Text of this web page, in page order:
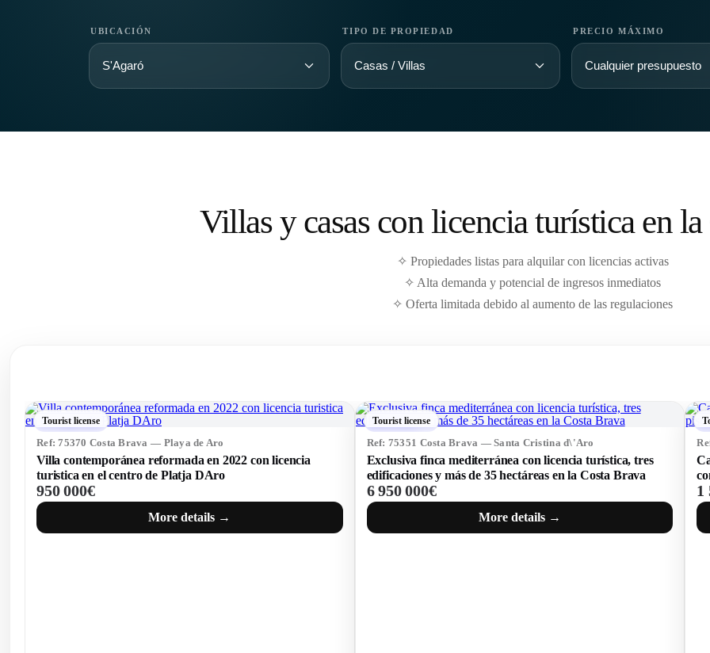
UBICACIÓN TIPO DE PROPIEDAD PRECIO MÁXIMO
Villas y casas con licencia turística en
✧ Propiedades listas para alquilar con licencias activas
✧ Alta demanda y potencial de ingresos inmediatos
✧ Oferta limitada debido al aumento de las regulaciones
Tourist license
Ref: 75351 Costa Brava — Santa Cristina d\'Aro
Exclusiva finca mediterránea con licencia turística, tres
edificaciones y más de 35 hectáreas en la Costa Brava
6 950 000€
More details →
Tourist license
Ref: 75318 Costa Brava — Tossa de Mar
Casa con impresionantes vistas en Santa María de Llorell
con piscina y licencia turística
1 550 000€
More details →
1